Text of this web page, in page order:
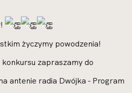
życzymy powodzenia!
zapraszamy do
antenie radia Dwójka - Program